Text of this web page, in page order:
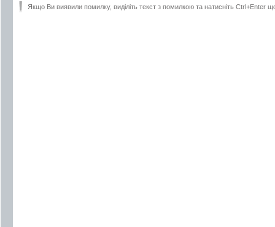
Якщо Ви виявили помилку, виділіть текст з помилкою та натисніть Ctrl+Enter